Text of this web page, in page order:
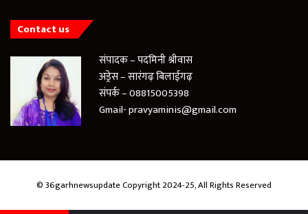
Contact us
संपादक – पदमिनी श्रीवास
अड्रेस – सारंगढ़ बिलाईगढ़
संपर्क – 08815005398
Gmail- pravyaminis@gmail.com
© 36garhnewsupdate Copyright 2024-25, All Rights Reserved